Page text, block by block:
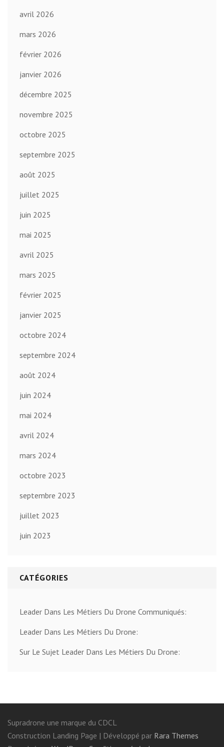
avril 2026
mars 2026
février 2026
janvier 2026
décembre 2025
novembre 2025
octobre 2025
septembre 2025
août 2025
juillet 2025
juin 2025
mai 2025
avril 2025
mars 2025
février 2025
janvier 2025
octobre 2024
septembre 2024
août 2024
juin 2024
mai 2024
avril 2024
mars 2024
octobre 2023
septembre 2023
juillet 2023
juin 2023
CATÉGORIES
Leader Dans Les Métiers Du Drone Communiqués:
Leader Dans Les Métiers Du Drone:
Sur Le Sujet Leader Dans Les Métiers Du Drone:
Supradrone une marque du CDCL
Construction Landing Page | Développé par Rara Themes